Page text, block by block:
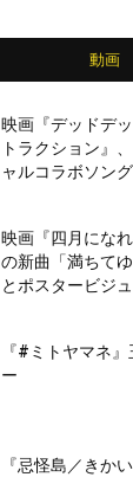
動画
映画『デッドデ
トラクション』
ャルコラボソン
映画『四月にな
の新曲「満ちて
とポスタービジ
『#ミトヤマネ
ー
『忌怪島／きか